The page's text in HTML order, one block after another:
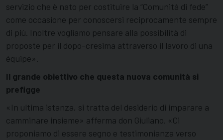
servizio che è nato per costituire la “Comunità di fede”
come occasione per conoscersi reciprocamente sempre
di più. Inoltre vogliamo pensare alla possibilità di
proposte per il dopo-cresima attraverso il lavoro di una
équipe».
Il grande obiettivo che questa nuova comunità si
prefigge
«In ultima istanza, si tratta del desiderio di imparare a
camminare insieme» afferma don Giuliano. «Ci
proponiamo di essere segno e testimonianza verso